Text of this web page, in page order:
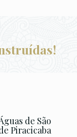
de São
Piracicaba